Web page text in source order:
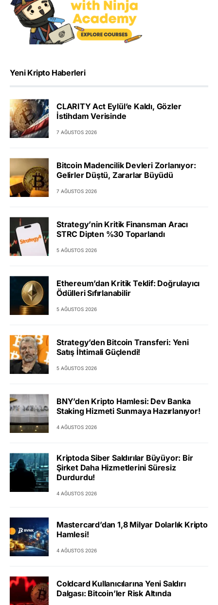
Yeni Kripto Haberleri
CLARITY Act Eylül’e Kaldı, Gözler
İstihdam Verisinde
7 AĞUSTOS 2026
Bitcoin Madencilik Devleri Zorlanıyor:
Gelirler Düştü, Zararlar Büyüdü
7 AĞUSTOS 2026
Strategy’nin Kritik Finansman Aracı
STRC Dipten %30 Toparlandı
5 AĞUSTOS 2026
Ethereum’dan Kritik Teklif: Doğrulayıcı
Ödülleri Sıfırlanabilir
5 AĞUSTOS 2026
Strategy’den Bitcoin Transferi: Yeni
Satış İhtimali Güçlendi!
5 AĞUSTOS 2026
BNY’den Kripto Hamlesi: Dev Banka
Staking Hizmeti Sunmaya Hazırlanıyor!
4 AĞUSTOS 2026
Kriptoda Siber Saldırılar Büyüyor: Bir
Şirket Daha Hizmetlerini Süresiz
Durdurdu!
4 AĞUSTOS 2026
Mastercard’dan 1,8 Milyar Dolarlık Kripto
Hamlesi!
4 AĞUSTOS 2026
Coldcard Kullanıcılarına Yeni Saldırı
Dalgası: Bitcoin’ler Risk Altında